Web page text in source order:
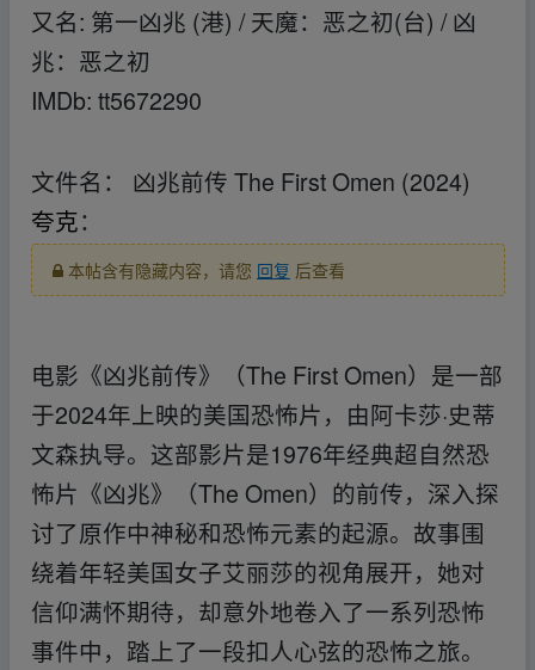
又名: 第一凶兆 (港) / 天魔：恶之初(台) / 凶
兆：恶之初
IMDb: tt5672290
文件名： 凶兆前传 The First Omen (2024)
夸克：
本帖含有隐藏内容，请您 回复 后查看
电影《凶兆前传》（The First Omen）是一部
于2024年上映的美国恐怖片，由阿卡莎·史蒂
文森执导。这部影片是1976年经典超自然恐
怖片《凶兆》（The Omen）的前传，深入探
讨了原作中神秘和恐怖元素的起源。故事围
绕着年轻美国女子艾丽莎的视角展开，她对
信仰满怀期待，却意外地卷入了一系列恐怖
事件中，踏上了一段扣人心弦的恐怖之旅。